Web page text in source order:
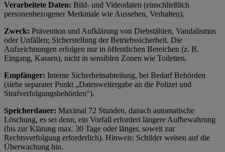
Verarbeitete Daten: Bild- und Videodaten (einschließlich
personenbezogener Merkmale wie Aussehen, Verhalten).
Zweck: Prävention und Aufklärung von Diebstählen, Vandalismus
oder Unfällen; Sicherstellung der Betriebssicherheit. Die
Aufzeichnungen erfolgen nur in öffentlichen Bereichen (z. B.
Eingang, Kassen), nicht in sensiblen Zonen wie Toiletten.
Empfänger: Interne Sicherheitsabteilung, bei Bedarf Behörden
(siehe separater Punkt „Datenweitergabe an die Polizei und
Strafverfolgungsbehörden“).
Speicherdauer: Maximal 72 Stunden, danach automatische
Löschung, es sei denn, ein Vorfall erfordert längere Aufbewahrung
(bis zur Klärung max. 30 Tage oder länger, soweit zur
Rechtsverfolgung erforderlich). Hinweis: Schilder weisen auf die
Überwachung hin.